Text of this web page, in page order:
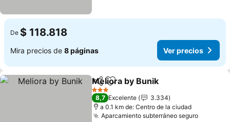
De $ 118.818
Mira precios de 8 páginas Ver precios
CompartirAgregar a favoritos
Meliora by Bunik
3 Estrellas
8,7 Excelente
3.334
a 0.1 km de: Centro de la ciudad
Aparcamiento subterráneo seguroVer